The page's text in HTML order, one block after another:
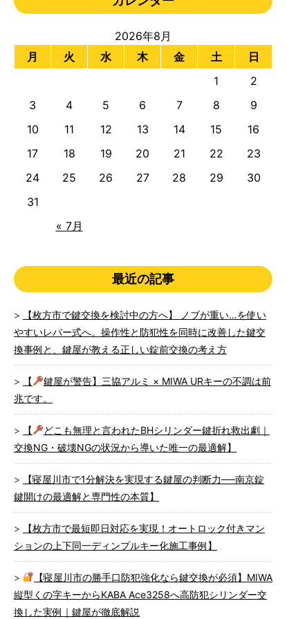
2026年8月
月
火 水 木 金 土 日
« 7月
1
2
3
4 5 6 7 8
9
10
11 12 13 14 15
16
17
18 19 20 21 22
23
24
25 26 27 28 29
30
31
最近の記事
【枚方市で鍵交換を検討中の方へ】 ノブが重い…を使い
やすいレバー式へ。操作性と防犯性を同時に改善した鍵交
換事例と、鍵屋が教える正しい錠前交換の考え方
【
鍵屋が警告】三協アルミ × MIWA URキーの不調は前
兆です。
【
どこも無理と言われたBHシリンダー鍵折れ救出劇｜
交換NG・破壊NGの状況から導いた唯一の最適解】
【寝屋川市で1分解決を実現する鍵屋の判断力──南京錠
鍵開けの最適解と専門性の本質】
【枚方市で最短即日対応を実現！オートロック付きマン
ションの上下同一ディンプルキー化施工事例】
【寝屋川市の勝手口防犯強化なら鍵交換が必須】MIWA
縦型くの字キーからKABA Ace3258へ高防犯シリンダー交
換した実例｜鍵屋が徹底解説